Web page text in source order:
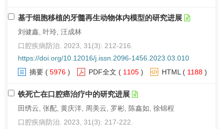
基于细胞移植的牙髓再生动物体内模型的研究进展
刘健鑫, 叶玲, 汪成林
口腔疾病防治. 2023, 31(3): 212-216.
https://doi.org/10.12016/j.issn.2096-1456.2023.03.010
摘要 ( 5976 ) PDF全文 ( 1105 ) HTML ( 1188 )
铁死亡在口腔癌治疗中的研究进展
田绣云, 张配, 黄庆洋, 周美云, 罗彬, 陈鑫如, 徐锦程
口腔疾病防治. 2023, 31(3): 217-222.